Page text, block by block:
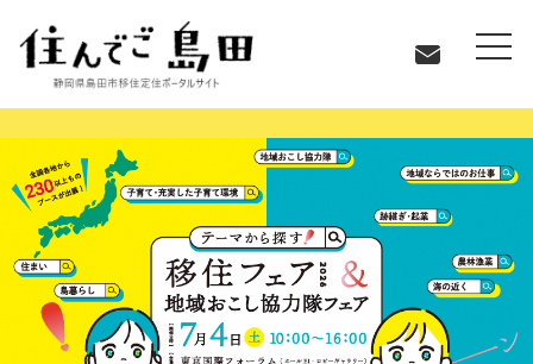
お知らせ 【7月4日（土）】テーマから探す！移住フェア＆